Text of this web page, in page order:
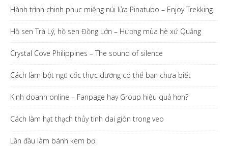
Hành trình chinh phục miệng núi lửa Pinatubo – Enjoy Trekking
Hồ sen Trà Lý, hồ sen Đồng Lớn – Hương mùa hè xứ Quảng
Crystal Cove Philippines – The sound of silence
Cách làm bột ngũ cốc thực dưỡng có thể bạn chưa biết
Kinh doanh online – Fanpage hay Group hiệu quả hơn?
Cách làm hạt thạch thủy tinh dai giòn trong veo
Lần đầu làm bánh kem bơ